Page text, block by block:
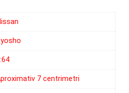
7 centrimetri